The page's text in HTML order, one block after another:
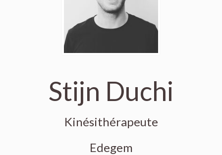
Stijn Duchi
Kinésithérapeute
Edegem